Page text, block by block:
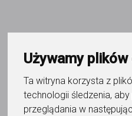
Używamy
Ta witryna korzysta z
technologii śledzenia,
przeglądania w
Do ulubionych